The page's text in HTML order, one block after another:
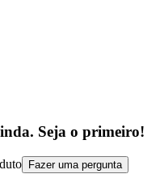
Seja o primeiro!
Fazer uma pergunta